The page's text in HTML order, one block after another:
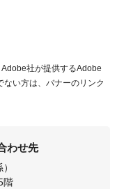
社が提供するAdobe
い方は、バナーのリンク
わせ先
階